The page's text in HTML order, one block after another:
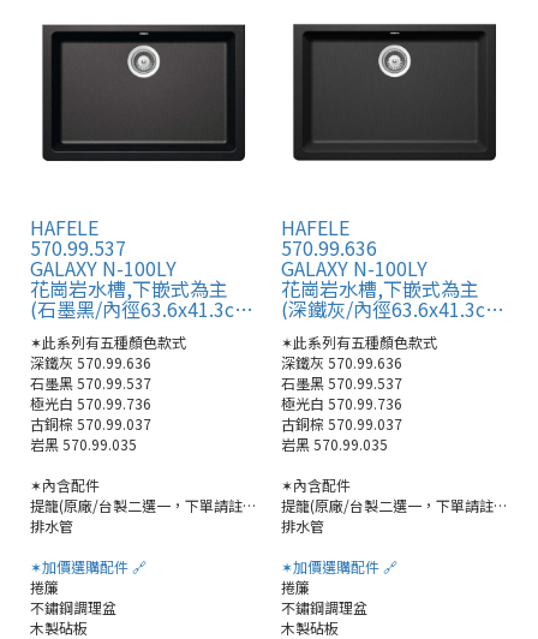
HAFELE
570.99.537
GALAXY N-100LY
花崗岩水槽,下嵌式為主
(石墨黑/內徑63.6x41.3cm)
✶此系列有五種顏色款式
深鐵灰 570.99.636
石墨黑 570.99.537
極光白 570.99.736
古銅棕 570.99.037
岩黑 570.99.035
✶內含配件
提籠(原廠/台製二選一，下單請註明)
排水管
✶加價選購配件 🔗
捲簾
不鏽鋼調理盆
木製砧板
HAFELE
570.99.636
GALAXY N-100LY
花崗岩水槽,下嵌式為主
(深鐵灰/內徑63.6x41.3cm)
✶此系列有五種顏色款式
深鐵灰 570.99.636
石墨黑 570.99.537
極光白 570.99.736
古銅棕 570.99.037
岩黑 570.99.035
✶內含配件
提籠(原廠/台製二選一，下單請註明)
排水管
✶加價選購配件 🔗
捲簾
不鏽鋼調理盆
木製砧板